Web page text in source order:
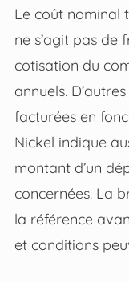
Le coût nominal
ne s’agit pas de
cotisation du
annuels.
facturées en
Nickel indique
montant d’un
concernées. La
la référence
et conditions